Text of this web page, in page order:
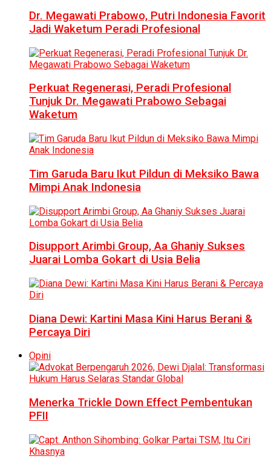
Dr. Megawati Prabowo, Putri Indonesia Favorit
Jadi Waketum Peradi Profesional
Perkuat Regenerasi, Peradi Profesional
Tunjuk Dr. Megawati Prabowo Sebagai
Waketum
Tim Garuda Baru Ikut Pildun di Meksiko Bawa
Mimpi Anak Indonesia
Disupport Arimbi Group, Aa Ghaniy Sukses
Juarai Lomba Gokart di Usia Belia
Diana Dewi: Kartini Masa Kini Harus Berani &
Percaya Diri
Opini
Menerka Trickle Down Effect Pembentukan
PFII